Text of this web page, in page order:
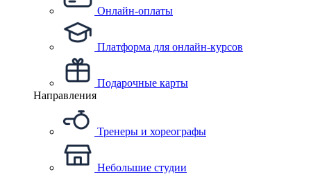
Онлайн-оплаты
Платформа для онлайн-курсов
Подарочные карты
Направления
Тренеры и хореографы
Небольшие студии